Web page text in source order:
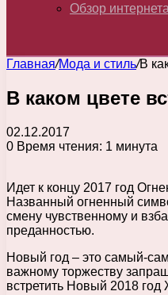
Обзор интернета
Главная/Мода и стиль/В
В каком цвете
02.12.2017
0 Время чтения: 1 минута
Идет к концу 2017 год
Названный огненный
смену чувственному и
преданностью.
Новый год – это самый-
важному торжеству
встретить Новый 2018